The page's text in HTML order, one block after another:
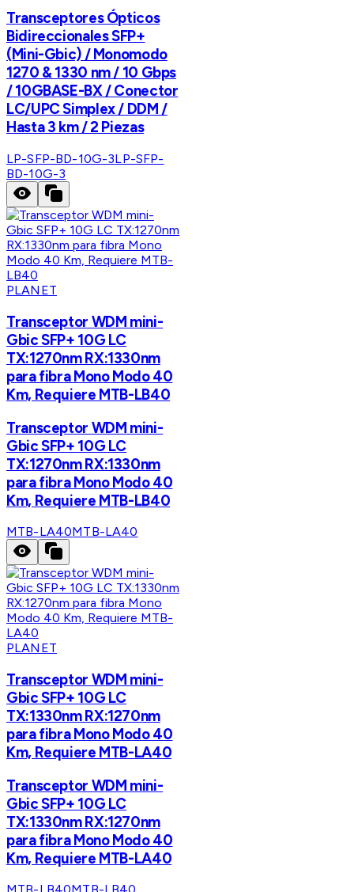
Transceptores Ópticos
Bidireccionales SFP+
(Mini-Gbic) / Monomodo
1270 & 1330 nm / 10 Gbps
/ 10GBASE-BX / Conector
LC/UPC Simplex / DDM /
Hasta 3 km / 2 Piezas
LP-SFP-BD-10G-3LP-SFP-
BD-10G-3
PLANET
Transceptor WDM mini-
Gbic SFP+ 10G LC
TX:1270nm RX:1330nm
para fibra Mono Modo 40
Km, Requiere MTB-LB40
Transceptor WDM mini-
Gbic SFP+ 10G LC
TX:1270nm RX:1330nm
para fibra Mono Modo 40
Km, Requiere MTB-LB40
MTB-LA40MTB-LA40
PLANET
Transceptor WDM mini-
Gbic SFP+ 10G LC
TX:1330nm RX:1270nm
para fibra Mono Modo 40
Km, Requiere MTB-LA40
Transceptor WDM mini-
Gbic SFP+ 10G LC
TX:1330nm RX:1270nm
para fibra Mono Modo 40
Km, Requiere MTB-LA40